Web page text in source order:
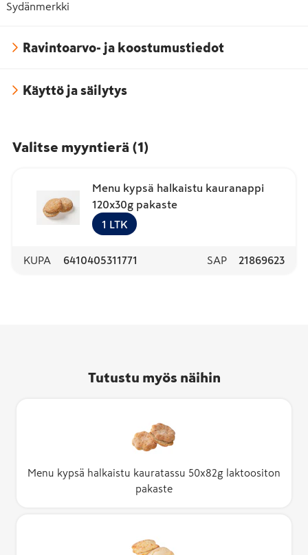
Sydänmerkki
Ravintoarvo- ja koostumustiedot
Käyttö ja säilytys
Valitse myyntierä (1 )
Menu kypsä halkaistu kauranappi
120x30g pakaste
1 LTK
KUPA 6410405311771 SAP 21869623
Tutustu myös näihin
Menu kypsä halkaistu kauratassu 50x82g laktoositon
pakaste